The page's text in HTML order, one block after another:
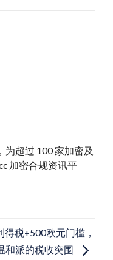
超过 100 家加密及
加密合规资讯平
税+500欧元门槛，
和派的税收突围